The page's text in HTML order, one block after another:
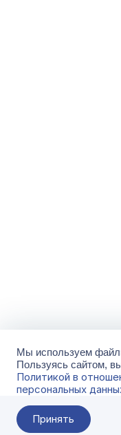
Мы используем
Пользуясь сайтом,
Политикой в
персональных
Принять